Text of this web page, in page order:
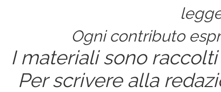
Ogni contributo
I materiali sono
Per scrivere alla